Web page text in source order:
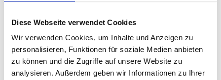
Diese Webseite verwendet Cookies
Wir verwenden Cookies, um Inhalte und Anzeigen zu
personalisieren, Funktionen für soziale Medien anbieten
zu können und die Zugriffe auf unsere Website zu
analysieren. Außerdem geben wir Informationen zu Ihrer
für den Kunden nur dann, wenn die
angemessener Frist nicht möglich ist.
Ansprüche wegen Mangelfolgeschäden sind
ausgeschlossen.